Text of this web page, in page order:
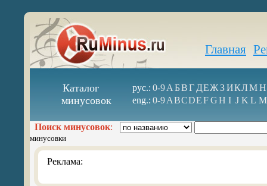
Главная
Каталог
минусовок
рус.: 0-9А БВГ ДЕЖ З ИКЛМН
eng.: 0-9ABCDEFGH I J K L M
Поиск минусовок:
минусовки
Реклама: